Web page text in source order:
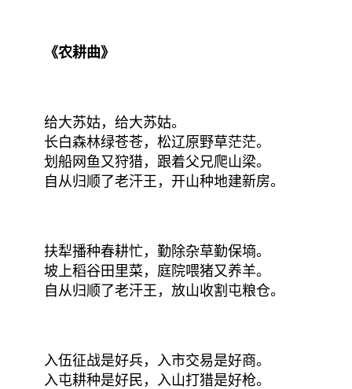
《农耕曲》
给大苏姑，给大苏姑。
长白森林绿苍苍，松辽原野草茫茫。
划船网鱼又狩猎，跟着父兄爬山梁。
自从归顺了老汗王，开山种地建新房。
扶犁播种春耕忙，勤除杂草勤保墒。
坡上稻谷田里菜，庭院喂猪又养羊。
自从归顺了老汗王，放山收割屯粮仓。
入伍征战是好兵，入市交易是好商。
入屯耕种是好民，入山打猎是好枪。